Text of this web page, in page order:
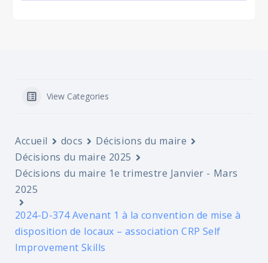
View Categories
Accueil docs
Décisions du maire
Décisions du maire 2025
Décisions du maire 1e trimestre Janvier - Mars
2025
2024-D-374 Avenant 1 à la convention de mise à
disposition de locaux – association CRP Self
Improvement Skills